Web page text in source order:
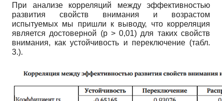
При анализе корреляций между эффективностью
развития свойств внимания и возрастом
испытуемых мы пришли к выводу, что корреляция
является достоверной (р > 0,01) для таких свойств
внимания, как устойчивость и переключение (табл.
3.).